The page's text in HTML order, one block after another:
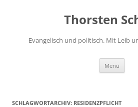
Thorsten
Evangelisch und politisch. Mit Leib
Menü
SCHLAGWORTARCHIV: RESIDENZPFLICHT